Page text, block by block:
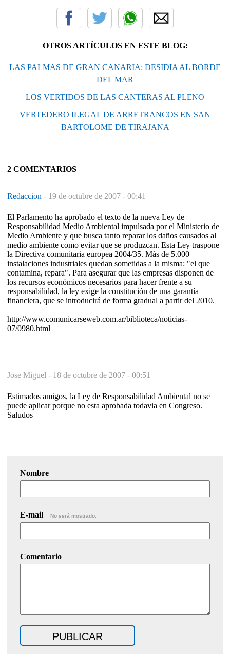
OTROS ARTÍCULOS EN ESTE BLOG:
LAS PALMAS DE GRAN CANARIA: DESIDIA AL BORDE
DEL MAR
LOS VERTIDOS DE LAS CANTERAS AL PLENO
VERTEDERO ILEGAL DE ARRETRANCOS EN SAN
BARTOLOME DE TIRAJANA
2 COMENTARIOS
Redaccion - 19 de octubre de 2007 - 00:41
El Parlamento ha aprobado el texto de la nueva Ley de
Responsabilidad Medio Ambiental impulsada por el Ministerio de
Medio Ambiente y que busca tanto reparar los daños causados al
medio ambiente como evitar que se produzcan. Esta Ley traspone
la Directiva comunitaria europea 2004/35. Más de 5.000
instalaciones industriales quedan sometidas a la misma: "el que
contamina, repara". Para asegurar que las empresas disponen de
los recursos económicos necesarios para hacer frente a su
responsabilidad, la ley exige la constitución de una garantía
financiera, que se introducirá de forma gradual a partir del 2010.
http://www.comunicarseweb.com.ar/biblioteca/noticias-
07/0980.html
Jose Miguel - 18 de octubre de 2007 - 00:51
Estimados amigos, la Ley de Responsabilidad Ambiental no se
puede aplicar porque no esta aprobada todavia en Congreso.
Saludos
Nombre
E-mail No será mostrado.
Comentario